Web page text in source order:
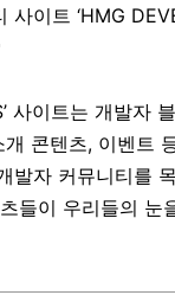
이트 ‘HMG
사이트는 개발자
콘텐츠, 이벤트
발자 커뮤니티를
들이 우리들의 눈